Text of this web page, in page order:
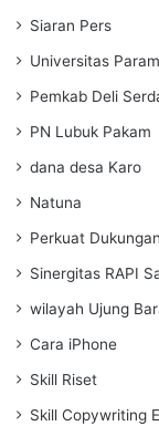
Siaran Pers
Universitas
Pemkab Deli
PN Lubuk Pakam
dana desa Karo
Natuna
Perkuat
Sinergitas RAPI
wilayah Ujung
Cara iPhone
Skill Riset
Skill Copywriting